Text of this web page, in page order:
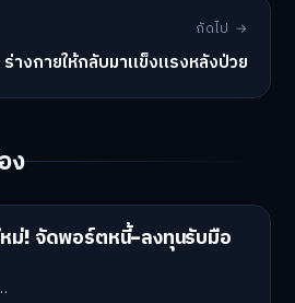
ถัดไป →
างกายให้กลับมาแข็งแรงหลังป่วย
ง
หม่! จัดพอร์ตหนี้-ลงทุนรับมือ